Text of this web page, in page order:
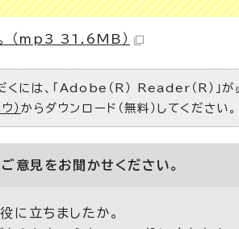
（mp3 31.6MB）
には、「Adobe（R） Reader（R）」
） からダウンロード（無料）してください。
意見をお聞かせください。
に立ちましたか。